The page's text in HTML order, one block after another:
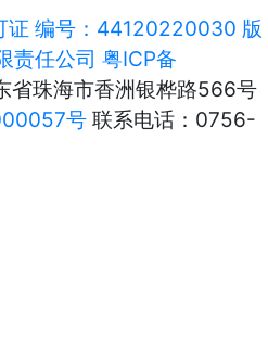
证 编号：44120220030 版
责任公司 粤ICP备
省珠海市香洲银桦路566号
号 联系电话：0756-